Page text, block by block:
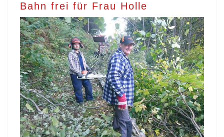
Bahn frei für Frau Holle